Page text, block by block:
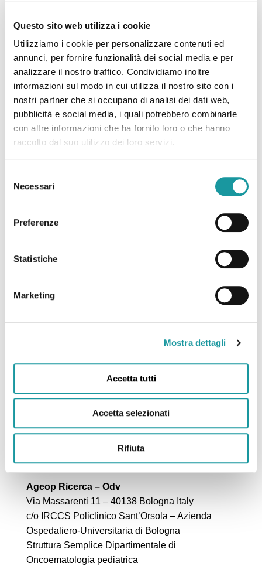
Questo sito web utilizza i cookie
Utilizziamo i cookie per personalizzare contenuti ed
annunci, per fornire funzionalità dei social media e per
analizzare il nostro traffico. Condividiamo inoltre
informazioni sul modo in cui utilizza il nostro sito con i
nostri partner che si occupano di analisi dei dati web,
pubblicità e social media, i quali potrebbero combinarle
con altre informazioni che ha fornito loro o che hanno
raccolto dal suo utilizzo dei loro servizi.
delNecessari
Preferenze
Statistiche
Marketing
Mostra dettagli
Accetta tutti
Accetta selezionati
Rifiuta
corsia: ‘Ha saputo curare’”
Leggi tutto
22.6.2026 – “Andrea Filippini Floppy è morto. Addio
magica” “
Ageop Ricerca – Odv
Via Massarenti 11 – 40138 Bologna Italy
c/o IRCCS Policlinico Sant’Orsola – Azienda
Ospedaliero-Universitaria di Bologna
Struttura Semplice Dipartimentale di
Oncoematologia pediatrica